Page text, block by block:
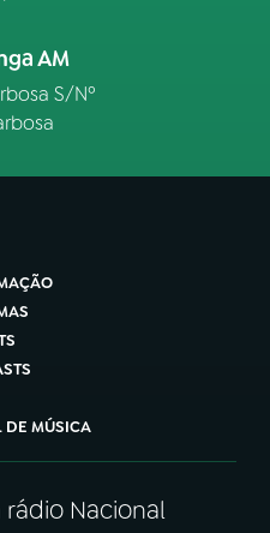
AM
S/Nº
DE MÚSICA
rádio Nacional